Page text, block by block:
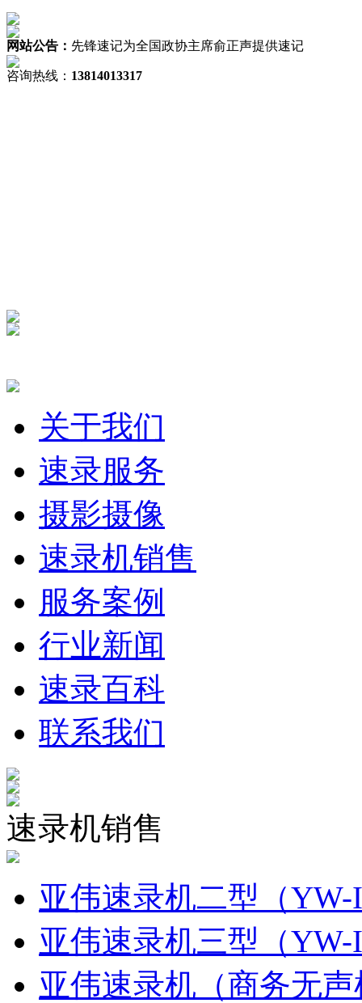
网站公告： 先锋速记为全国政协主席俞正声提供速记
咨询热线： 13814013317
关于我们
速录服务
摄影摄像
速录机销售
服务案例
行业新闻
速录百科
联系我们
速录机销售
亚伟速录机二型（
亚伟速录机三型（
亚伟速录机（商务无